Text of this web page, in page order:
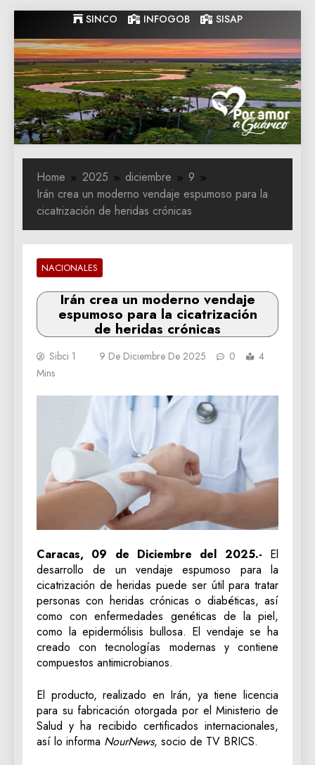
to
content
SINCO INFOGOB SISAP
Gobernacion
de Guarico
Gobernacion de Guarico
Home 2025 diciembre
9
Irán crea un moderno vendaje espumoso para la
cicatrización de heridas crónicas
NACIONALES
Irán crea un moderno vendaje
espumoso para la cicatrización
de heridas crónicas
Sibci 1 9 De Diciembre De 2025 0
4
Mins
Caracas, 09 de Diciembre del 2025.- El
desarrollo de un vendaje espumoso para la
cicatrización de heridas puede ser útil para tratar
personas con heridas crónicas o diabéticas, así
como con enfermedades genéticas de la piel,
como la epidermólisis bullosa. El vendaje se ha
creado con tecnologías modernas y contiene
compuestos antimicrobianos.
El producto, realizado en Irán, ya tiene licencia
para su fabricación otorgada por el Ministerio de
Salud y ha recibido certificados internacionales,
así lo informa NourNews, socio de TV BRICS.